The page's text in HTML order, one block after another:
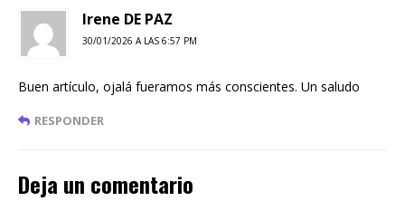
Irene DE PAZ
30/01/2026 A LAS 6:57 PM
Buen artículo, ojalá fueramos más conscientes. Un saludo
RESPONDER
Deja un comentario